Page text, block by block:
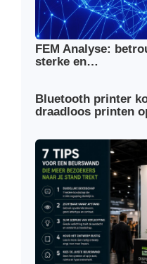
FEM Analyse:
sterke en…
Bluetooth printer
draadloos printen